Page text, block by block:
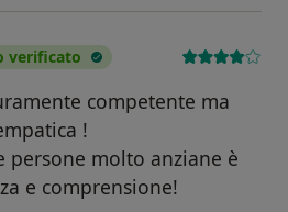
verificato
competente ma
!
persone molto anziane è
e comprensione!